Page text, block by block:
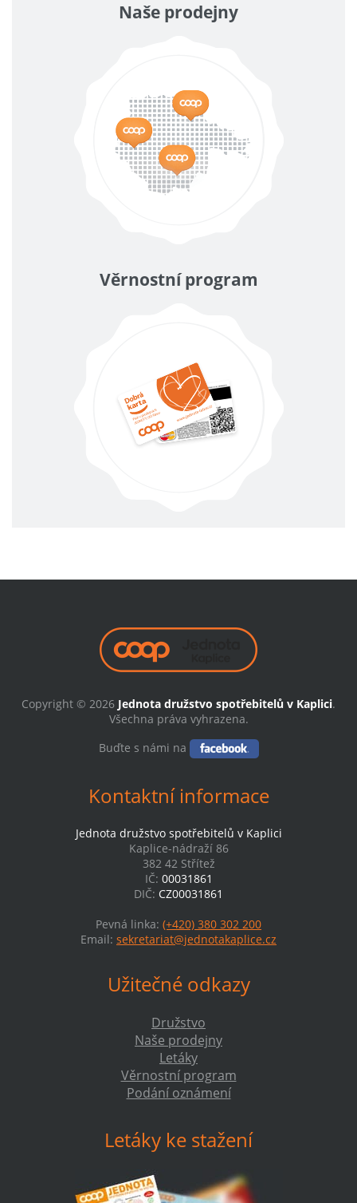
Naše prodejny
Věrnostní program
Copyright © 2026 Jednota družstvo spotřebitelů v Kaplici.
Všechna práva vyhrazena.
Buďte s námi na
Kontaktní informace
Jednota družstvo spotřebitelů v Kaplici
Kaplice-nádraží 86
382 42 Střítež
IČ: 00031861
DIČ: CZ00031861
Pevná linka: (+420) 380 302 200
Email: sekretariat@jednotakaplice.cz
Užitečné odkazy
Družstvo
Naše prodejny
Letáky
Věrnostní program
Podání oznámení
Letáky ke stažení